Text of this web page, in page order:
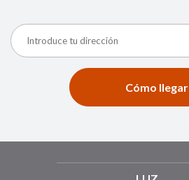
Cómo llegar